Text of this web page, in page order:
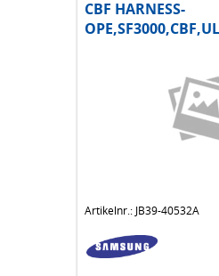
CBF HARNESS-
Artikelnr.: JB39-40532A